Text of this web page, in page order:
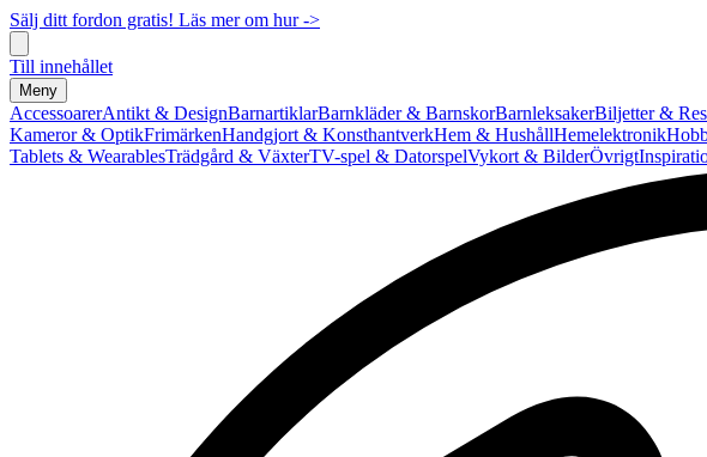
Sälj ditt fordon gratis! Läs mer om hur ->
Till innehållet
Meny
AccessoarerAntikt & DesignBarnartiklarBarnkläder & BarnskorBarnleksakerBiljetter &
Kameror & OptikFrimärkenHandgjort & KonsthantverkHem & HushållHemelektronik
Tablets & WearablesTrädgård & VäxterTV-spel & DatorspelVykort & BilderÖvrigt